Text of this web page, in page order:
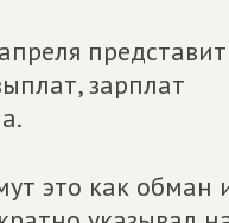
зарплат
это как обман